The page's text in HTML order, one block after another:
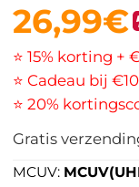
26,99€
⭐ 15% korting
⭐ Cadeau bij
⭐ 20%
Gratis
MCUV: